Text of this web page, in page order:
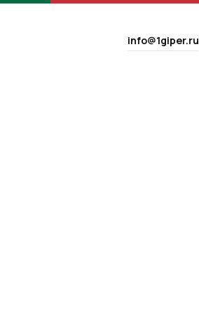
info@1giper.ru